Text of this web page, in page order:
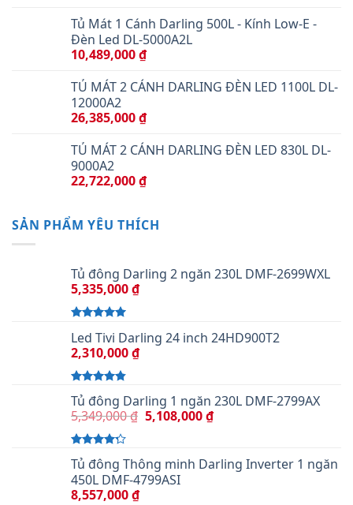
Tủ Mát 1 Cánh Darling 500L - Kính Low-E -
Đèn Led DL-5000A2L
10,489,000₫
TỦ MÁT 2 CÁNH DARLING ĐÈN LED 1100L DL-
12000A2
26,385,000₫
TỦ MÁT 2 CÁNH DARLING ĐÈN LED 830L DL-
9000A2
22,722,000₫
SẢN PHẨM YÊU THÍCH
Tủ đông Darling 2 ngăn 230L DMF-2699WXL
hạng
5.00
5
sao
5,335,000₫
Led Tivi Darling 24 inch 24HD900T2
Được xếp
hạng4.50
5 sao
2,310,000₫
Tủ đông Darling 1 ngăn 230L DMF-2799AX
Được xếp
hạng4.00
5 sao
5,349,000₫ 5,108,000₫
Tủ đông Thông minh Darling Inverter 1 ngăn
450L DMF-4799ASI
8,557,000₫